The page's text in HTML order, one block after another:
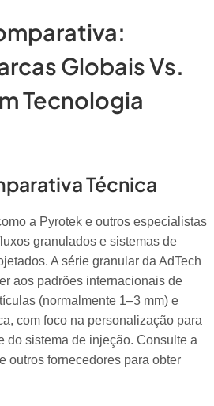
Globais Vs.
Tecnologia
Técnica
a Pyrotek e outros especialistas
granulados e sistemas de
A série granular da AdTech
aos padrões internacionais de
(normalmente 1–3 mm) e
com foco na personalização para
do sistema de injeção. Consulte a
outros fornecedores para obter